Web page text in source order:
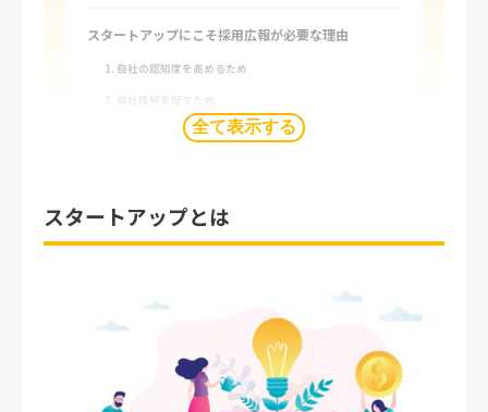
スタートアップにこそ採用広報が必要な理由
1. 自社の認知度を高めるため
3. 他社との違いを伝えるため
スタートアップにおすすめの採用広報コンテンツ例
1. 採用広報記事の作成
3. 採用動画の作成
スタートアップにおすすめの採用広報の発信ツール
1. SNSでの発信
全て表示する
スタートアップとは